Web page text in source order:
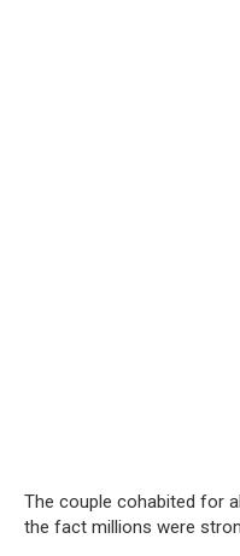
The couple cohabited for
the fact millions were